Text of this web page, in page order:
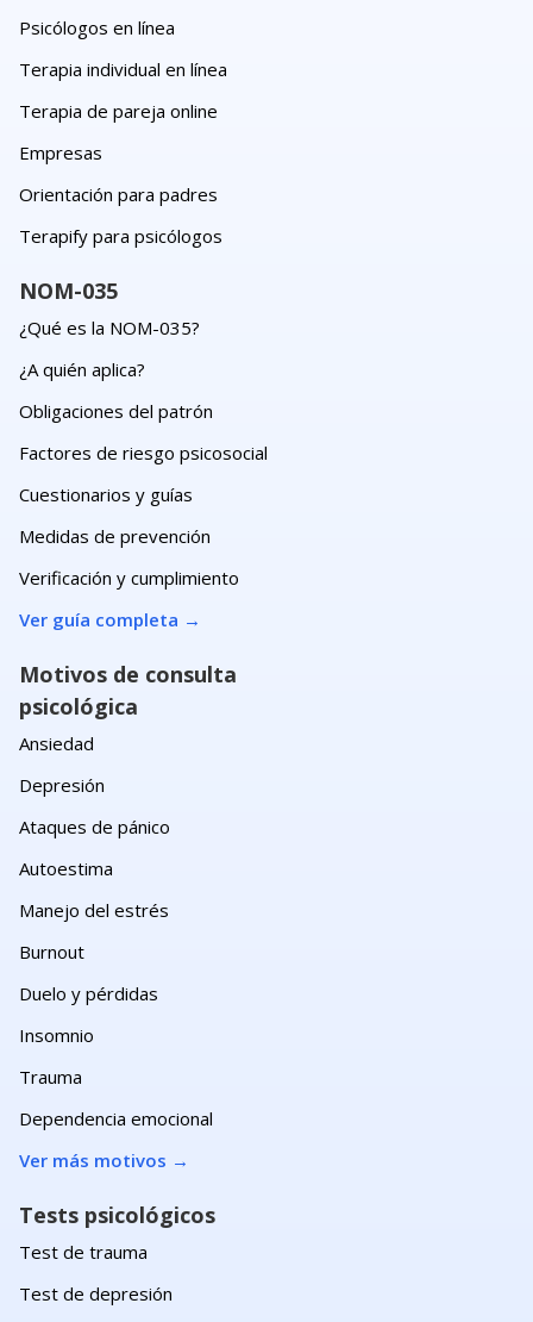
Psicólogos en línea
Terapia individual en línea
Terapia de pareja online
Empresas
Orientación para padres
Terapify para psicólogos
NOM-035
¿Qué es la NOM-035?
¿A quién aplica?
Obligaciones del patrón
Factores de riesgo psicosocial
Cuestionarios y guías
Medidas de prevención
Verificación y cumplimiento
Ver guía completa →
Motivos de consulta
psicológica
Ansiedad
Depresión
Ataques de pánico
Autoestima
Manejo del estrés
Burnout
Duelo y pérdidas
Insomnio
Trauma
Dependencia emocional
Ver más motivos →
Tests psicológicos
Test de trauma
Test de depresión